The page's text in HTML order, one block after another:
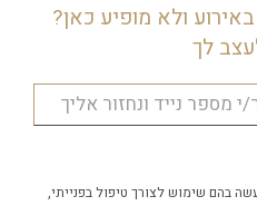
ולא מופיע כאן?
לך
בהם שימוש לצורך טיפול בפנייתי,